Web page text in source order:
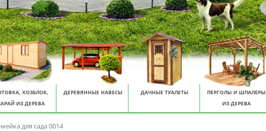
ХОЗБЛОК,
ИЗ ДЕРЕВА
ДЕРЕВЯННЫЕ НАВЕСЫ ДАЧНЫЕ ТУАЛЕТЫ
ПЕРГОЛЫ И ШПАЛЕРЫ
ИЗ ДЕРЕВА
для сада 0014